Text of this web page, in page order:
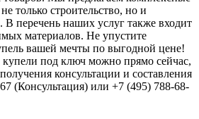
только строительство, но и
В перечень наших услуг также входит
материалов. Не упустите
вашей мечты по выгодной цене!
купели под ключ можно прямо сейчас,
консультации и составления
(Консультация) или +7 (495) 788-68-